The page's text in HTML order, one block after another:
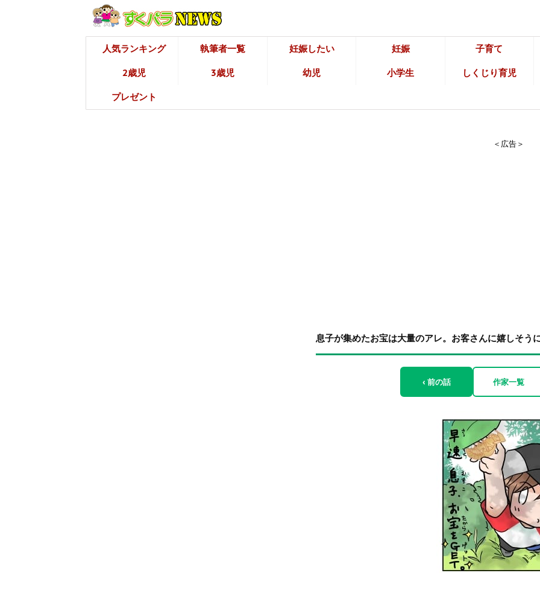
人気ランキング 執筆者一覧 妊娠したい 妊娠 子育て
2歳児 3歳児 幼児 小学生 しくじり育児
プレゼント
＜広告＞
息子が集めたお宝は大量のアレ。お客さんに嬉しそ
‹ 前の話 作家一覧